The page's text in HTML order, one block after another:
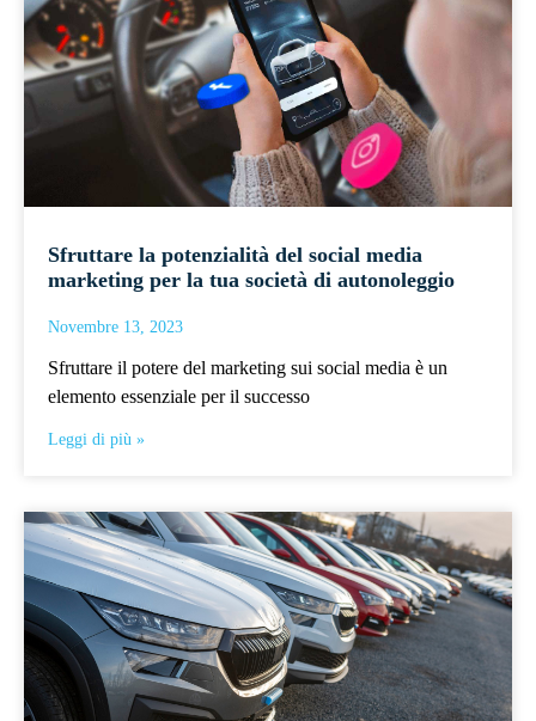
Sfruttare la potenzialità del social media
marketing per la tua società di autonoleggio
Novembre 13, 2023
Sfruttare il potere del marketing sui social media è un
elemento essenziale per il successo
Leggi di più »